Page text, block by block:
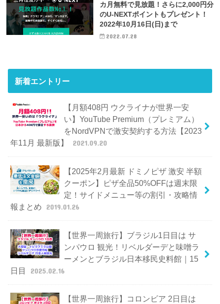
カ月無料で見放題！さらに2,000円分
のU-NEXTポイントもプレゼント！
2022年10月16日(日)まで
2022.07.28
新着エントリー
【月額408円 ウクライナが世界一安
い】YouTube Premium（プレミアム）
をNordVPNで激安契約する方法【2023
年11月 最新版】
2021.09.20
【2025年2月最新 ドミノピザ 激安 半額
クーポン】ピザ全品50%OFFは週末限
定！サイドメニュー等の割引・攻略情
報まとめ
2019.01.26
【世界一周旅行】ブラジル1日目は サ
ンパウロ 観光！リベルダーデと味噌ラ
ーメンとブラジル日本移民史料館｜15
日目
2025.02.16
【世界一周旅行】コロンビア 2日目は